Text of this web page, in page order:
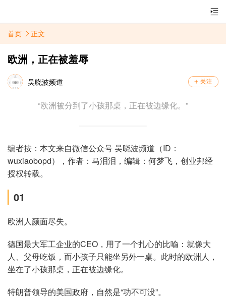
首页 正文
欧洲，正在被羞辱
吴晓波频道
“欧洲被分到了小孩那桌，正在被边缘化。”
编者按：本文来自微信公众号 吴晓波频道（ID：
wuxiaobopd），作者：马泪泪，编辑：何梦飞，创业邦经
授权转载。
01
欧洲人颜面尽失。
德国最大军工企业的CEO，用了一个扎心的比喻：就像大
人、父母吃饭，而小孩子只能坐另外一桌。此时的欧洲人，
坐在了小孩那桌，正在被边缘化。
特朗普领导的美国政府，自然是“功不可没”。